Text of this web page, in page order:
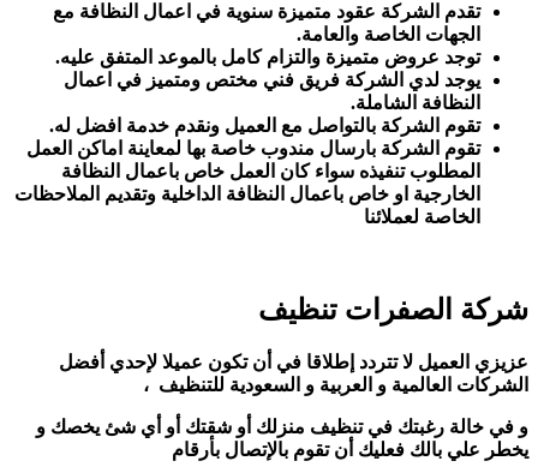
تقدم الشركة عقود متميزة سنوية في اعمال النظافة مع
الجهات الخاصة والعامة.
توجد عروض متميزة والتزام كامل بالموعد المتفق عليه.
يوجد لدي الشركة فريق فني مختص ومتميز في اعمال
النظافة الشاملة.
تقوم الشركة بالتواصل مع العميل ونقدم خدمة افضل له.
تقوم الشركة بارسال مندوب خاصة بها لمعاينة اماكن العمل
المطلوب تنفيذه سواء كان العمل خاص باعمال النظافة
الخارجية او خاص باعمال النظافة الداخلية وتقديم الملاحظات
الخاصة لعملائنا
شركة الصفرات تنظيف
عزيزي العميل لا تتردد إطلاقا في أن تكون عميلا لإحدي أفضل
الشركات العالمية و العربية و السعودية للتنظيف ،
و في خالة رغبتك في تنظيف منزلك أو شقتك أو أي شئ يخصك و
يخطر علي بالك فعليك أن تقوم بالإتصال بأرقام